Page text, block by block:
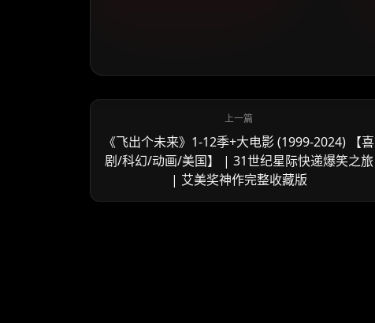
《飞出个未来》1-12季+大电影 (1999-2024) 【喜
剧/科幻/动画/美国】 | 31世纪星际快递爆笑之旅
| 艾美奖神作完整收藏版